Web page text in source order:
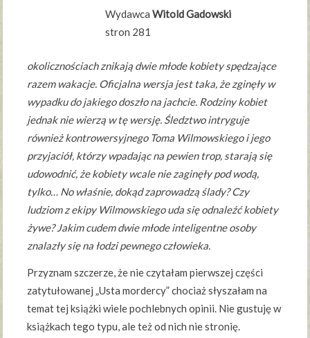
Wydawca Witold Gadowski
stron 281
okolicznościach znikają dwie młode kobiety spędzające
razem wakacje. Oficjalna wersja jest taka, że zginęły w
wypadku do jakiego doszło na jachcie. Rodziny kobiet
jednak nie wierzą w tę wersję. Śledztwo intryguje
również kontrowersyjnego Toma Wilmowskiego i jego
przyjaciół, którzy wpadając na pewien trop, starają się
udowodnić, że kobiety wcale nie zaginęły pod wodą,
tylko… No właśnie, dokąd zaprowadzą ślady? Czy
ludziom z ekipy Wilmowskiego uda się odnaleźć kobiety
żywe? Jakim cudem dwie młode inteligentne osoby
znalazły się na łodzi pewnego człowieka.
Przyznam szczerze, że nie czytałam pierwszej części
zatytułowanej „Usta mordercy” chociaż słyszałam na
temat tej książki wiele pochlebnych opinii. Nie gustuję w
książkach tego typu, ale też od nich nie stronię.